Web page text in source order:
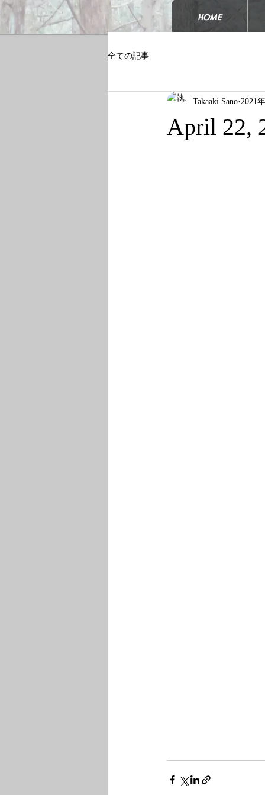
HOME
全ての記事
April 22,
Takaaki Sano 2021